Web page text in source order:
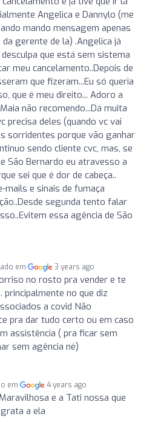
Angelica e Dannylo (me
mando mensagem apenas
gerente de la) .Angelica já
que está sem sistema
meu cancelamento..Depois de
que fizeram...Eu só queria
que é meu direito... Adoro a
não recomendo...Dá muita
precisa deles (quando vc vai
sorridentes porque vão ganhar
sendo cliente cvc, mas, se
São Bernardo eu atravesso a
sei que é dor de cabeça..
mails e sinais de fumaça
segunda tento falar
essa agência de São
em 3 years ago
no rosto pra vender e te
principalmente no que diz
a covid Não
pra dar tudo certo ou em caso
assistência ( pra ficar sem
sem agência né)
em 4 years ago
Maravilhosa e a Tati nossa que
a ela